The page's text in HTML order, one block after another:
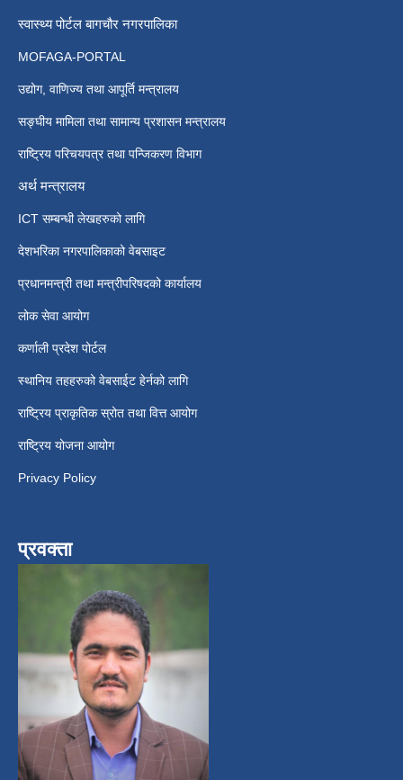
स्वास्थ्य पोर्टल बागचौर नगरपालिका
MOFAGA-PORTAL
उद्योग, वाणिज्य तथा आपूर्ति मन्त्रालय
सङ्घीय मामिला तथा सामान्य प्रशासन मन्त्रालय
राष्ट्रिय परिचयपत्र तथा पन्जिकरण विभाग
अर्थ मन्त्रालय
ICT सम्बन्धी लेखहरुको लागि
देशभरिका नगरपालिकाको वेबसाइट
प्रधानमन्त्री तथा मन्त्रीपरिषदको कार्यालय
लोक सेवा आयोग
कर्णाली प्रदेश पोर्टल
स्थानिय तहहरुको वेबसाईट हेर्नको लागि
राष्ट्रिय प्राकृतिक स्रोत तथा वित्त आयोग
राष्ट्रिय योजना आयोग
Privacy Policy
प्रवक्ता